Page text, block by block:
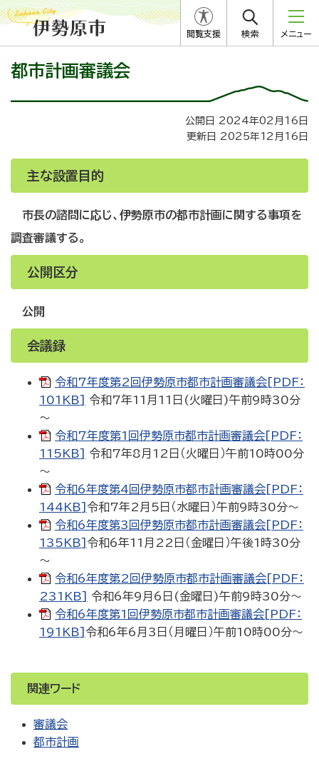
閲覧支援 検索 メニュー
都市計画審議会
公開日 2024年02月16日
更新日 2025年12月16日
主な設置目的
市長の諮問に応じ、伊勢原市の都市計画に関する事項を
調査審議する。
公開区分
公開
会議録
令和7年度第2回伊勢原市都市計画審議会[PDF：
101KB]
令和7年11月11日(火曜日)午前9時30分
～
令和7年度第1回伊勢原市都市計画審議会[PDF：
115KB]
令和7年8月12日（火曜日）午前10時00分
～
令和6年度第4回伊勢原市都市計画審議会[PDF：
144KB] 令和7年2月5日（水曜日）午前9時30分～
令和6年度第3回伊勢原市都市計画審議会[PDF：
135KB] 令和6年11月22日（金曜日）午後1時30分
～
令和6年度第2回伊勢原市都市計画審議会[PDF：
231KB]
令和6年9月6日(金曜日)午前9時30分～
令和6年度第1回伊勢原市都市計画審議会[PDF：
191KB] 令和6年6月3日（月曜日）午前10時00分～
関連ワード
審議会
都市計画